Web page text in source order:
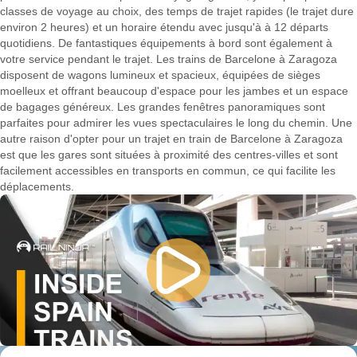
classes de voyage au choix, des temps de trajet rapides (le trajet dure
environ 2 heures) et un horaire étendu avec jusqu'à à 12 départs
quotidiens. De fantastiques équipements à bord sont également à
votre service pendant le trajet. Les trains de Barcelone à Zaragoza
disposent de wagons lumineux et spacieux, équipées de sièges
moelleux et offrant beaucoup d'espace pour les jambes et un espace
de bagages généreux. Les grandes fenêtres panoramiques sont
parfaites pour admirer les vues spectaculaires le long du chemin. Une
autre raison d'opter pour un trajet en train de Barcelone à Zaragoza
est que les gares sont situées à proximité des centres-villes et sont
facilement accessibles en transports en commun, ce qui facilite les
déplacements.